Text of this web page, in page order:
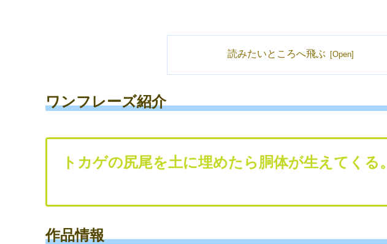
読みたいところへ飛ぶ
ワンフレーズ紹介
トカゲの尻尾を土に埋めたら胴体が生えてくる。
作品情報